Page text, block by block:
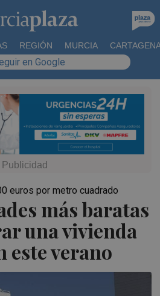
REGIÓN MURCIA
en Google
más baratas
una vivienda
este verano
euros por metro cuadrado